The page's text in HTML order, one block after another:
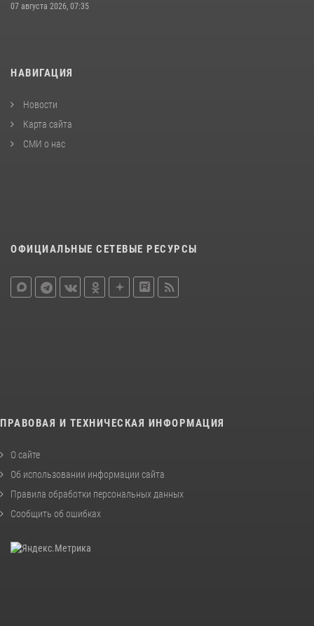
07 августа 2026, 07:35
НАВИГАЦИЯ
Новости
Карта сайта
СМИ о нас
ОФИЦИАЛЬНЫЕ СЕТЕВЫЕ РЕСУРСЫ
ПРАВОВАЯ И ТЕХНИЧЕСКАЯ ИНФОРМАЦИЯ
О сайте
Об использовании информации сайта
Правила обработки персональных данных
Сообщить об ошибках